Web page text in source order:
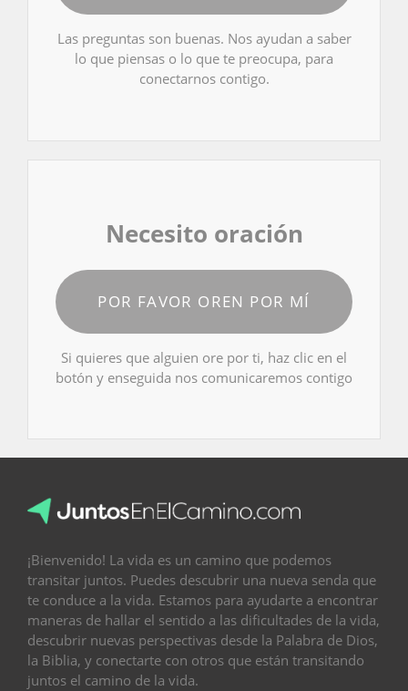
Las preguntas son buenas. Nos ayudan a saber
lo que piensas o lo que te preocupa, para
conectarnos contigo.
Necesito oración
POR FAVOR OREN POR MÍ
Si quieres que alguien ore por ti, haz clic en el
botón y enseguida nos comunicaremos contigo
¡Bienvenido! La vida es un camino que podemos
transitar juntos. Puedes descubrir una nueva senda que
te conduce a la vida. Estamos para ayudarte a encontrar
maneras de hallar el sentido a las dificultades de la vida,
descubrir nuevas perspectivas desde la Palabra de Dios,
la Biblia, y conectarte con otros que están transitando
juntos el camino de la vida.